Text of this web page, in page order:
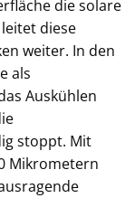
die solare
diese
weiter. In den
als
Auskühlen
stoppt. Mit
Mikrometern